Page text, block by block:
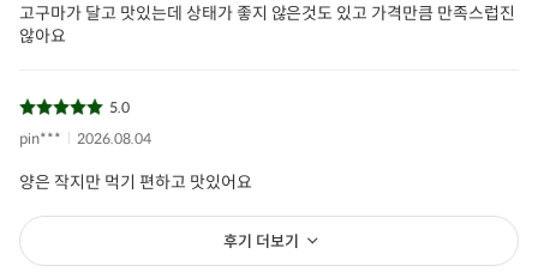
고구마가 달고 맛있는데 상태가 좋지 않은것도 있고 가격만큼 만족스럽진
않아요
5.0
pin***
2026.08.04
양은 작지만 먹기 편하고 맛있어요
후기 더보기